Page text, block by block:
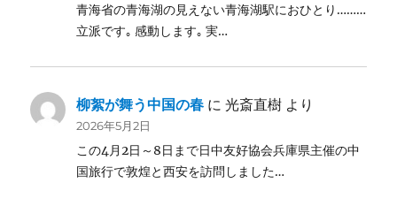
青海省の青海湖の見えない青海湖駅におひとり………
立派です｡ 感動します｡ 実…
柳絮が舞う中国の春 に光斎直樹 より
2026年5月2日
この4月2日～8日まで日中友好協会兵庫県主催の中
国旅行で敦煌と西安を訪問しました…